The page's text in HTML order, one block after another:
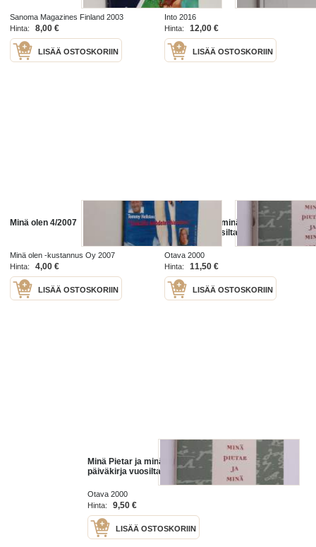
Sanoma Magazines Finland 2003
Hinta:
8,00 €
LISÄÄ OSTOSKORIIN
Into 2016
Hinta:
12,00 €
LISÄÄ OSTOSKORIIN
Minä olen 4/2007
Minä olen -kustannus Oy 2007
Hinta:
4,00 €
LISÄÄ OSTOSKORIIN
Minä Pietar ja minä Anna :
päiväkirja vuosilta 1707-1714
Otava 2000
Hinta:
11,50 €
LISÄÄ OSTOSKORIIN
Minä Pietar ja minä Anna :
päiväkirja vuosilta 1707-1714
Otava 2000
Hinta:
9,50 €
LISÄÄ OSTOSKORIIN